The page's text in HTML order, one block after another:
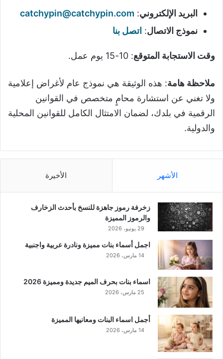
البريد الإلكتروني:
catchypin@catchypin.com
نموذج الاتصال: اتصل بنا
وقت الاستجابة المتوقع: 10-15 يوم عمل.
ملاحظة هامة: هذه الوثيقة هي نموذج عام لأغراض إعلامية
ولا تغني عن استشارة محامٍ متخصص في القوانين
الرقمية في بلدك، لضمان الامتثال الكامل للقوانين المحلية
والدولية.
الأشهر الأخيرة
زخرفة رموز جاهزة للنسخ بأحدث الزخارف
والرموز المميزة
29 يونيو، 2026
اجمل أسماء بنات مميزة ونادرة عربية واجنبية
14 مارس، 2026
اسماء بنات بحرف الميم جديدة ومميزة 2026
25 مارس، 2026
أجمل اسماء البنات ومعانيها المميزة
14 مارس، 2026